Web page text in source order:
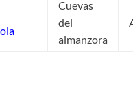
Cuevas
del
almanzora